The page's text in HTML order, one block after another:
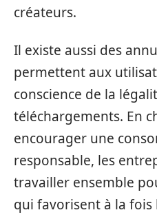
créateurs.
Il existe aussi des
permettent aux
conscience de la
téléchargements. En
encourager une
responsable, les
travailler ensemble
qui favorisent à la fois